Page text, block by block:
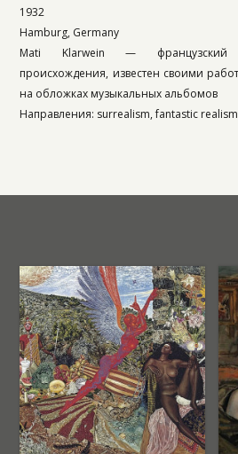
1932
Hamburg, Germany
Mati Klarwein — французский
происхождения, известен своими
на обложках музыкальных альбомов
Направления: surrealism, fantastic